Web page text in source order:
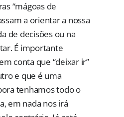
“mágoas de
a orientar a nossa
de decisões ou na
É importante
conta que “deixar ir”
e que é uma
tenhamos todo o
em nada nos irá